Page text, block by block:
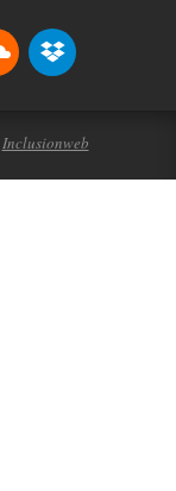
Inclusionweb